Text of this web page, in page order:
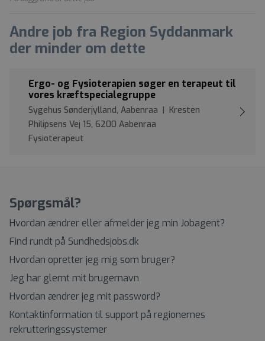
Andre job fra Region Syddanmark
der minder om dette
Ergo- og Fysioterapien søger en terapeut til
vores kræftspecialegruppe
Sygehus Sønderjylland, Aabenraa | Kresten
Philipsens Vej 15, 6200 Aabenraa
Fysioterapeut
Spørgsmål?
Hvordan ændrer eller afmelder jeg min Jobagent?
Find rundt på Sundhedsjobs.dk
Hvordan opretter jeg mig som bruger?
Jeg har glemt mit brugernavn
Hvordan ændrer jeg mit password?
Kontaktinformation til support på regionernes
rekrutteringssystemer